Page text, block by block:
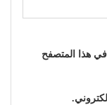
هذا المتصفح